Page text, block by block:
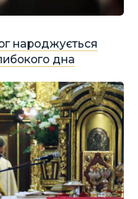
народжується
дна